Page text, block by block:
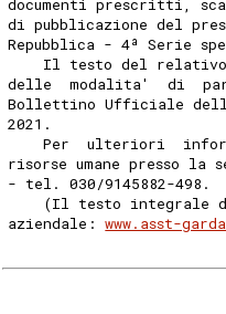
di pubblicazione del
Repubblica - 4ª Serie
Il testo del
delle  modalita'  di
Bollettino Ufficiale
2021.
Per  ulteriori
risorse umane presso la
- tel. 030/9145882-498.
(Il testo integrale
aziendale: www.asst-